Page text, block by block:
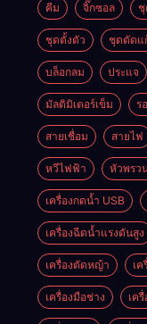
คีม จิ๊กซอล ชุ
ชุดตั้งตัว ชุดตัดแ
บล็อกลม ประแจ
มัลติมิเตอร์เข็ม ร
สายเชื่อม สายไฟ
หวีไฟฟ้า หัวพรว
เครื่องกดน้ำ USB
เครื่องฉีดน้ำแรงดันสูง
เครื่องตัดหญ้า เ
เครื่องมือช่าง เค